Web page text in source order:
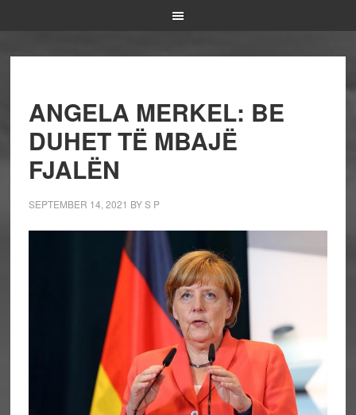
ANGELA MERKEL: BE
DUHET TË MBAJË
FJALËN
SEPTEMBER 14, 2021 BYS P